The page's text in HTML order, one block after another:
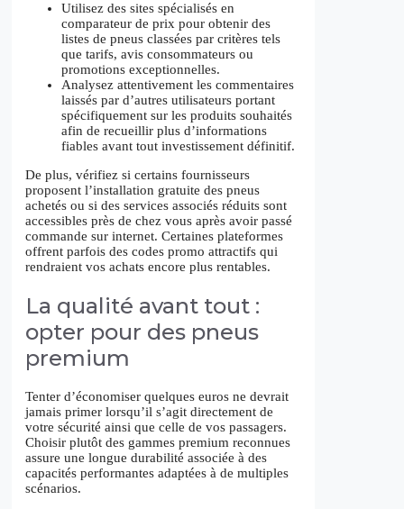
Utilisez des sites spécialisés en
comparateur de prix pour obtenir des
listes de pneus classées par critères tels
que tarifs, avis consommateurs ou
promotions exceptionnelles.
Analysez attentivement les commentaires
laissés par d’autres utilisateurs portant
spécifiquement sur les produits souhaités
afin de recueillir plus d’informations
fiables avant tout investissement définitif.
De plus, vérifiez si certains fournisseurs
proposent l’installation gratuite des pneus
achetés ou si des services associés réduits sont
accessibles près de chez vous après avoir passé
commande sur internet. Certaines plateformes
offrent parfois des codes promo attractifs qui
rendraient vos achats encore plus rentables.
La qualité avant tout :
opter pour des pneus
premium
Tenter d’économiser quelques euros ne devrait
jamais primer lorsqu’il s’agit directement de
votre sécurité ainsi que celle de vos passagers.
Choisir plutôt des gammes premium reconnues
assure une longue durabilité associée à des
capacités performantes adaptées à de multiples
scénarios.